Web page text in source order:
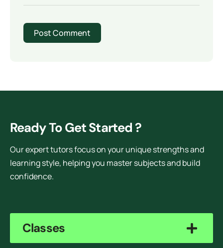
Ready To Get Started ?
Our expert tutors focus on your unique strengths and
learning style, helping you master subjects and build
confidence.
Classes